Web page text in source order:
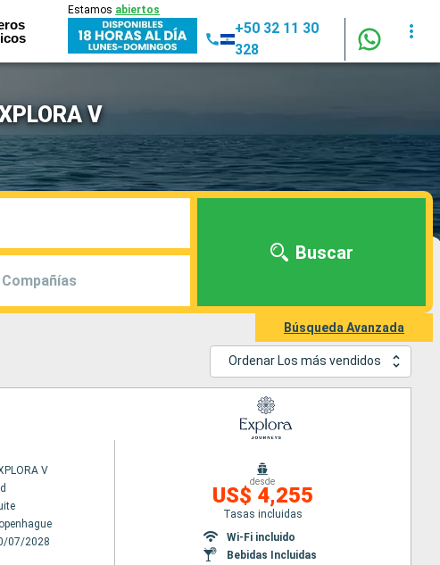
Estamos abiertos
+50 32 11 30
328
V
Compañías
Buscar
Búsqueda Avanzada
Ordenar Los más vendidos
V
07/2028
desde
US$ 4,255
Tasas incluidas
Wi-Fi incluido
Bebidas Incluidas